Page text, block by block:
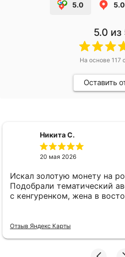
5.0 5.0
5.0 из
На основе 117
Оставить
Никита С.
20 мая 2026
Искал золотую монету на
Подобрали тематический
с кенгуренком, жена в
Отзыв Яндекс Карты